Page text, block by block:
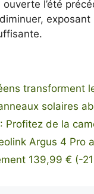
ouverte l’été
exposant
transforment
solaires
Profitez de la
Argus 4 Pro
139,99 € (-